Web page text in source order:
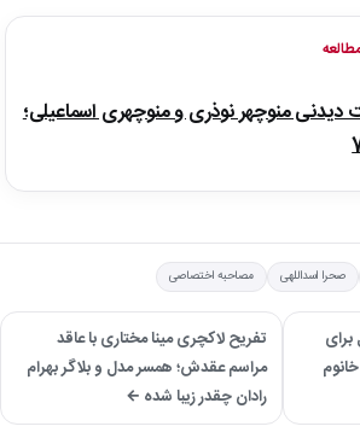
منوچهر نوذری و منوچهری اسماعیلی؛
صحرا اسداللهی مصاحبه اختصاصی
برای
تفریح لاکچری مینا مختاری با عاقد
مراسم عقدش؛ همسر مدل و بلاگر بهرام
رادان چقدر زیبا شده ←